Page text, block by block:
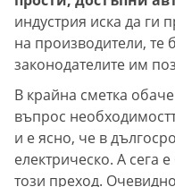
индустрия иска да ги
на производители, те
законодателите им
В крайна сметка
въпрос
и е ясно, че в
електрическо. А сега
този преход.